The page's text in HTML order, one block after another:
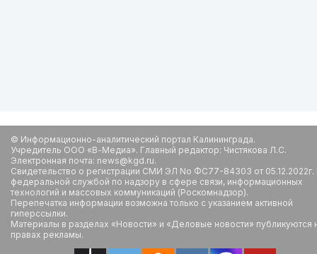
© Информационно-аналитический портал Калининграда.
Учредитель ООО «В-Медиа». Главный редактор: Чистякова Л.С.
Электронная почта: news@kgd.ru.
Свидетельство о регистрации СМИ ЭЛ No ФС77-84303 от
федеральной службой по надзору в сфере связи, информационных
технологий и массовых коммуникаций (Роскомнадзор).
Перепечатка информации возможна только с указанием активной
гиперссылки.
Материалы в разделах «Новости» и «Деловые новости» публикуются
правах рекламы.